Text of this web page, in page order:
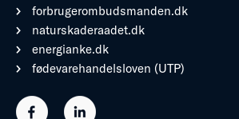
forbrugerombudsmanden.dk
naturskaderaadet.dk
energianke.dk
fødevarehandelsloven (UTP)